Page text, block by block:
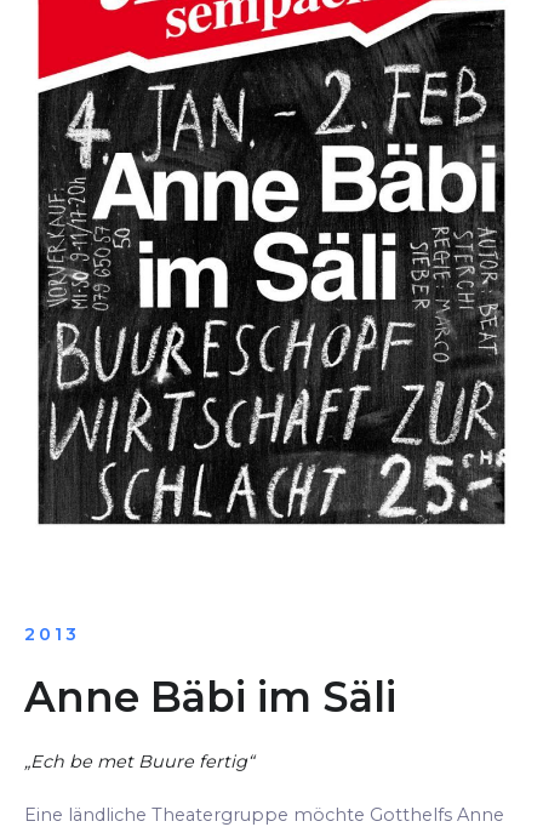
2013
Anne Bäbi im Säli
„Ech be met Buure fertig“
Eine ländliche Theatergruppe möchte Gotthelfs Anne